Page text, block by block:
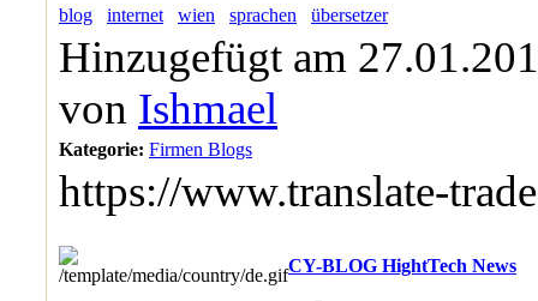
blog internet wien sprachen übersetzer
Hinzugefügt am
von Ishmael
Kategorie: Firmen Blogs
https://www.translate-
CY-BLOG HightTech News